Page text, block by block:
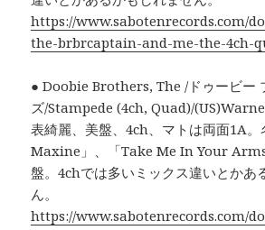
https://www.sabotenrecords.com/
the-brbrcaptain-and-me-the-4ch-
● Doobie Brothers, The /ドゥービー
ズ/Stampede (4ch, Quad)/
表綺麗、美盤、4ch、マトは両面1A
Maxine」、「Take Me In Your
盤。4chでは多いミックス違いとかあ
ん。
https://www.sabotenrecords.com/